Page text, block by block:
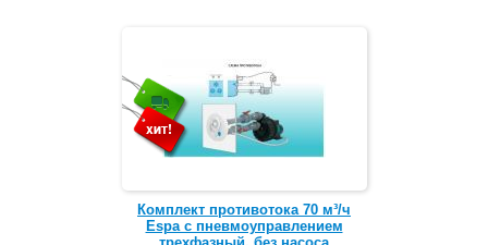
Комплект противотока 70 м³/ч
Espa с пневмоуправлением